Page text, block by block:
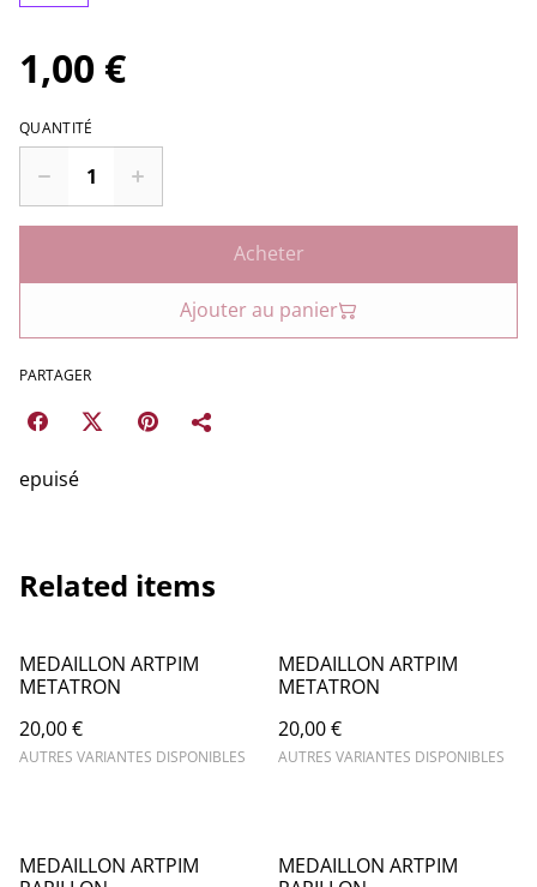
1,00 €
QUANTITÉ
Acheter
Ajouter au panier
PARTAGER
epuisé
Related items
MEDAILLON ARTPIM
METATRON
20,00 €
AUTRES VARIANTES DISPONIBLES
MEDAILLON ARTPIM
METATRON
20,00 €
AUTRES VARIANTES DISPONIBLES
MEDAILLON ARTPIM
MEDAILLON ARTPIM